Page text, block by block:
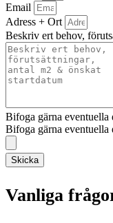
Email
Adress + Ort
Beskriv ert behov,
Bifoga gärna
Bifoga gärna
Skicka
Vanliga